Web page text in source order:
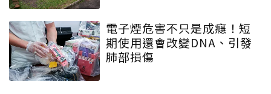
電子煙危害不只是成癮！短
期使用還會改變DNA、引發
肺部損傷